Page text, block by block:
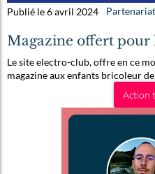
Publié le 6 avril 2024 Partenariat
Magazine offert pour
Le site electro-club, offre en ce
magazine aux enfants bricoleur
Action